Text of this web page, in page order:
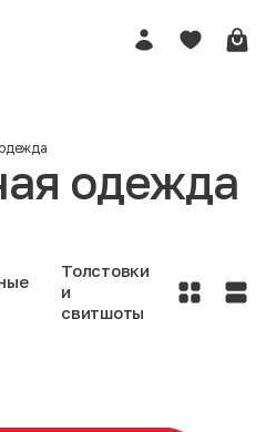
одежда
Толстовки
и
свитшоты